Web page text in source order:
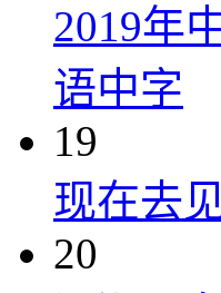
2019年
语中字
19
现在去
20